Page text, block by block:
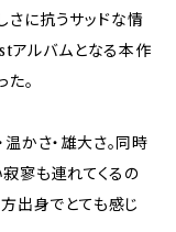
に抗うサッドな情
アルバムとなる本作
。
かさ・雄大さ。同時
寥も連れてくるの
出身でとても感じ